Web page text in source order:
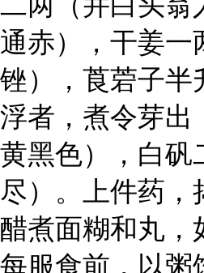
通赤），干姜一
锉），莨菪子半
浮者，煮令芽出
黄黑色），白矾
尽）。上件药，
醋煮面糊和丸，
每服食前，以粥